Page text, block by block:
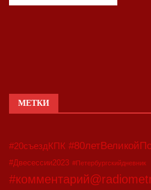
МЕТКИ
#20съездКПК
#Двесессии2023 #Петербургскийдневник